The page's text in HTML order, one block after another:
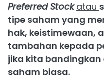
Preferred Stock atau
tipe saham yang
hak, keistimewaan,
tambahan kepada
jika kita
saham biasa.